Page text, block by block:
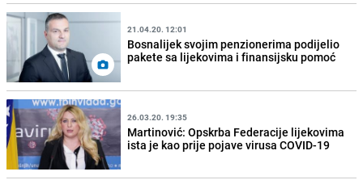
21.04.20. 12:01
Bosnalijek svojim penzionerima podijelio
pakete sa lijekovima i finansijsku pomoć
26.03.20. 19:35
Martinović: Opskrba Federacije lijekovima
ista je kao prije pojave virusa COVID-19